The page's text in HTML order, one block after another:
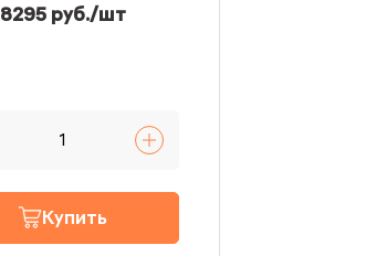
8295 руб./шт
Купить